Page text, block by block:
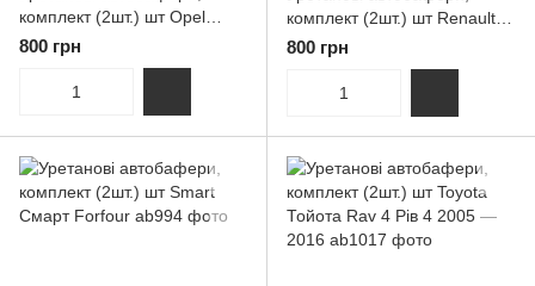
комплект (2шт.) шт Opel
Опель Ampera Ампера
800 грн
комплект (2шт.) шт Renault
Рено Twingo Твінго 2014 —
800 грн